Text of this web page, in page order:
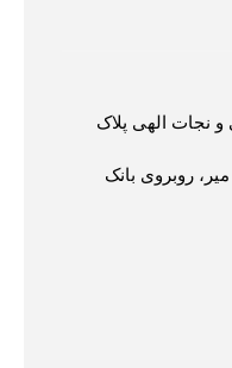
و نجات الهی پلاک
روبروی بانک